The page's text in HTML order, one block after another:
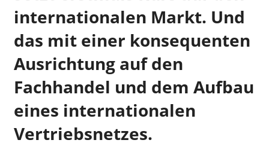
internationalen Markt. Und
das mit einer konsequenten
Ausrichtung auf den
Fachhandel und dem Aufbau
eines internationalen
Vertriebsnetzes.